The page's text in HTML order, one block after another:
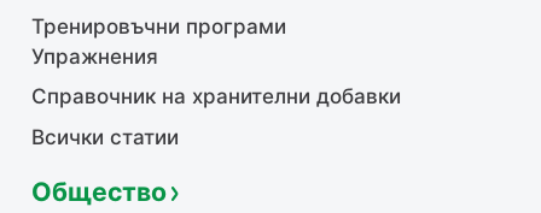
Тренировъчни програми
Упражнения
Справочник на хранителни добавки
Всички статии
Общество